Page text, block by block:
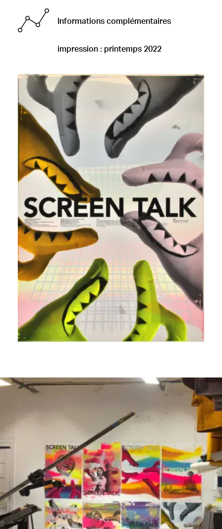
Informations complémentaires
impression : printemps 2022